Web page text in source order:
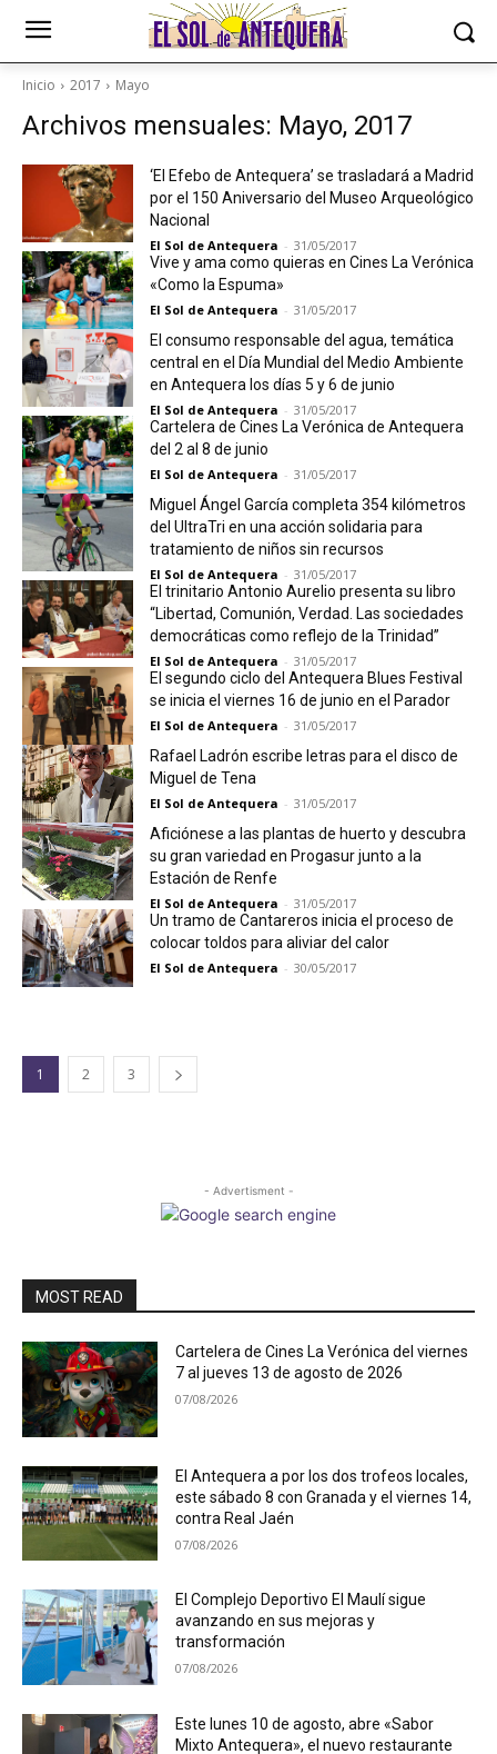
Inicio 2017 Mayo
Archivos mensuales: Mayo, 2017
‘El Efebo de Antequera’ se trasladará a Madrid
por el 150 Aniversario del Museo Arqueológico
Nacional
El Sol de Antequera - 31/05/2017
Vive y ama como quieras en Cines La Verónica
«Como la Espuma»
El Sol de Antequera - 31/05/2017
El consumo responsable del agua, temática
central en el Día Mundial del Medio Ambiente
en Antequera los días 5 y 6 de junio
El Sol de Antequera - 31/05/2017
Cartelera de Cines La Verónica de Antequera
del 2 al 8 de junio
El Sol de Antequera - 31/05/2017
Miguel Ángel García completa 354 kilómetros
del UltraTri en una acción solidaria para
tratamiento de niños sin recursos
El Sol de Antequera - 31/05/2017
El trinitario Antonio Aurelio presenta su libro
“Libertad, Comunión, Verdad. Las sociedades
democráticas como reflejo de la Trinidad”
El Sol de Antequera - 31/05/2017
El segundo ciclo del Antequera Blues Festival
se inicia el viernes 16 de junio en el Parador
El Sol de Antequera - 31/05/2017
Rafael Ladrón escribe letras para el disco de
Miguel de Tena
El Sol de Antequera - 31/05/2017
Aficiónese a las plantas de huerto y descubra
su gran variedad en Progasur junto a la
Estación de Renfe
El Sol de Antequera - 31/05/2017
Un tramo de Cantareros inicia el proceso de
colocar toldos para aliviar del calor
El Sol de Antequera - 30/05/2017
1 2 3
- Advertisment -
MOST READ
Cartelera de Cines La Verónica del viernes
7 al jueves 13 de agosto de 2026
07/08/2026
El Antequera a por los dos trofeos locales,
este sábado 8 con Granada y el viernes 14,
contra Real Jaén
07/08/2026
El Complejo Deportivo El Maulí sigue
avanzando en sus mejoras y
transformación
07/08/2026
Este lunes 10 de agosto, abre «Sabor
Mixto Antequera», el nuevo restaurante